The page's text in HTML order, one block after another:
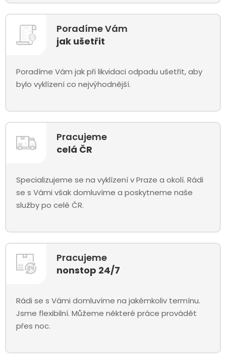
Poradíme Vám
jak ušetřit
Poradíme Vám jak při likvidaci odpadu ušetřit, aby
bylo vyklízení co nejvýhodnější.
Pracujeme
celá ČR
Specializujeme se na vyklízení v Praze a okolí. Rádi
se s Vámi však domluvíme a poskytneme naše
služby po celé ČR.
Pracujeme
nonstop 24/7
Rádi se s Vámi domluvíme na jakémkoliv termínu.
Jsme flexibilní. Můžeme některé práce provádět
přes noc.